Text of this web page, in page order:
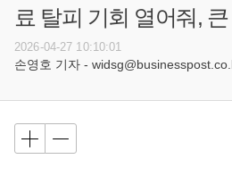
료 탈피 기회 열어줘,
2026-04-27 10:10:01
손영호 기자 -